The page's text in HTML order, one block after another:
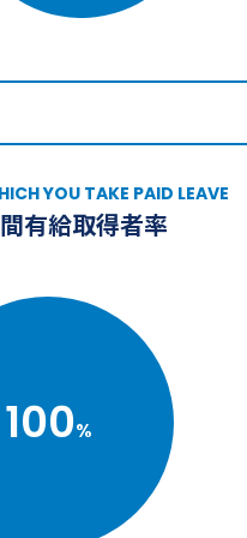
YOU TAKE PAID LEAVE
有給取得者率
100%